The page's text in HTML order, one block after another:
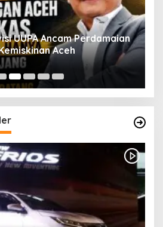
UUPA Ancam Perdamaian
Aceh